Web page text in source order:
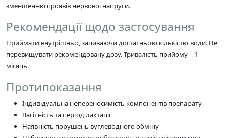
зменшенню проявів нервової напруги.
Рекомендації щодо застосування
Приймати внутрішньо, запиваючи достатньою кількістю води. Не
перевищувати рекомендовану дозу. Тривалість прийому – 1
місяць.
Протипоказання
Індивідуальна непереносимість компонентів препарату
Вагітність та період лактації
Наявність порушень вуглеводного обміну